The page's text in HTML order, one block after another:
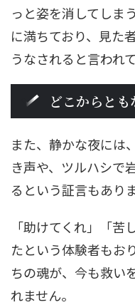
っと姿を消してしま
に満ちており、見た
うなされると言われ
どこからと
また、静かな夜には
き声や、ツルハシで
るという証言もありま
「助けてくれ」「
たという体験者もお
ちの魂が、今も救い
れません。